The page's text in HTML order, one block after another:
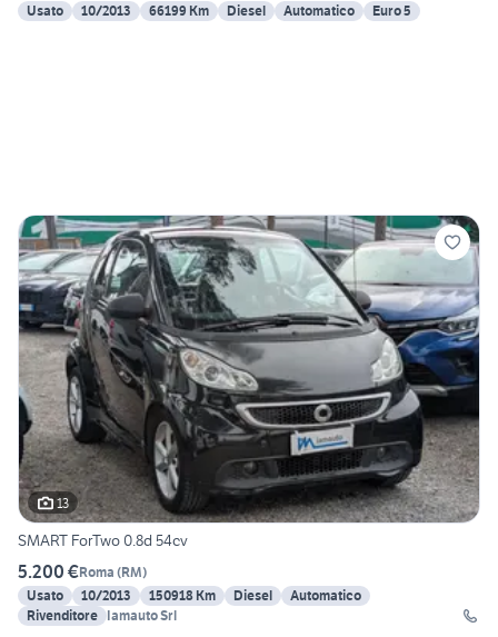
Usato
10/2013 66199 Km Diesel Automatico Euro 5
13
SMART ForTwo 0.8d 54cv
5.200 €Roma (RM)
Usato
10/2013 150918 Km Diesel
Automatico
Rivenditore Iamauto Srl